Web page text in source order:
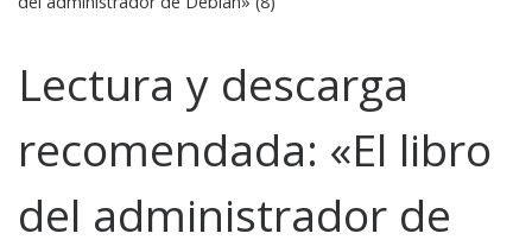
Lectura y descarga
recomendada: «El libro
del administrador de